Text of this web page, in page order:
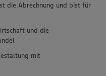
die Abrechnung und bist für
und die
mit